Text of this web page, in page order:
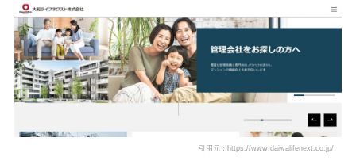
引用元：https://www.daiwalifenext.co.jp/